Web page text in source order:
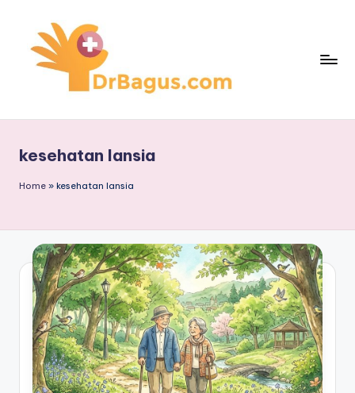
content
kesehatan lansia
Home » kesehatan lansia